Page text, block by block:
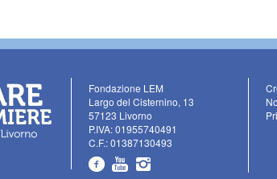
Fondazione LEM
Largo del Cisternino, 13
57123 Livorno
P.IVA: 01955740491
C.F.: 01387130493